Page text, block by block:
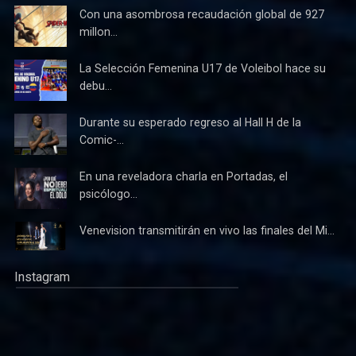
Con una asombrosa recaudación global de 927
millon...
La Selección Femenina U17 de Voleibol hace su
debu...
Durante su esperado regreso al Hall H de la
Comic-...
En una reveladora charla en Portadas, el
psicólogo...
Venevision transmitirán en vivo las finales del Mi...
Instagram